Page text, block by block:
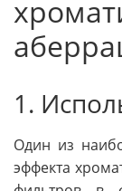
1.
Один из
эффекта